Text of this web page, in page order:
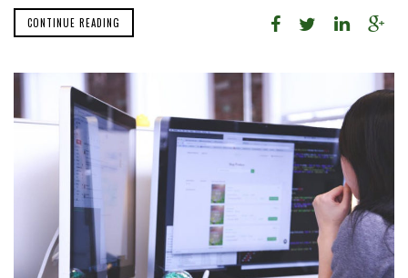
CONTINUE READING